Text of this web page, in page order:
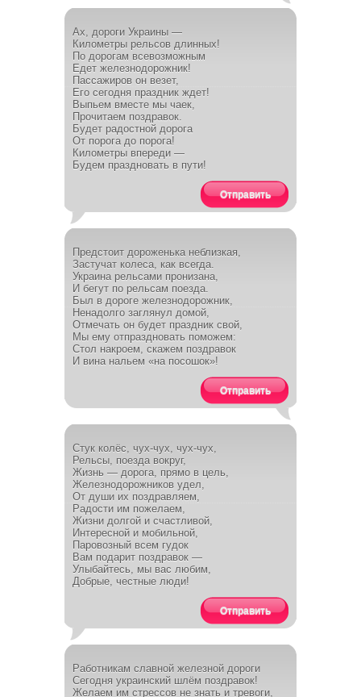
Ах, дороги Украины —
Километры рельсов длинных!
По дорогам всевозможным
Едет железнодорожник!
Пассажиров он везет,
Его сегодня праздник ждет!
Выпьем вместе мы чаек,
Прочитаем поздравок.
Будет радостной дорога
От порога до порога!
Километры впереди —
Будем праздновать в пути!
Отправить
Предстоит дороженька неблизкая,
Застучат колеса, как всегда.
Украина рельсами пронизана,
И бегут по рельсам поезда.
Был в дороге железнодорожник,
Ненадолго заглянул домой,
Отмечать он будет праздник свой,
Мы ему отпраздновать поможем:
Стол накроем, скажем поздравок
И вина нальем «на посошок»!
Отправить
Стук колёс, чух-чух, чух-чух,
Рельсы, поезда вокруг,
Жизнь — дорога, прямо в цель,
Железнодорожников удел,
От души их поздравляем,
Радости им пожелаем,
Жизни долгой и счастливой,
Интересной и мобильной,
Паровозный всем гудок
Вам подарит поздравок —
Улыбайтесь, мы вас любим,
Добрые, честные люди!
Отправить
Работникам славной железной дороги
Сегодня украинский шлём поздравок!
Желаем им стрессов не знать и тревоги,